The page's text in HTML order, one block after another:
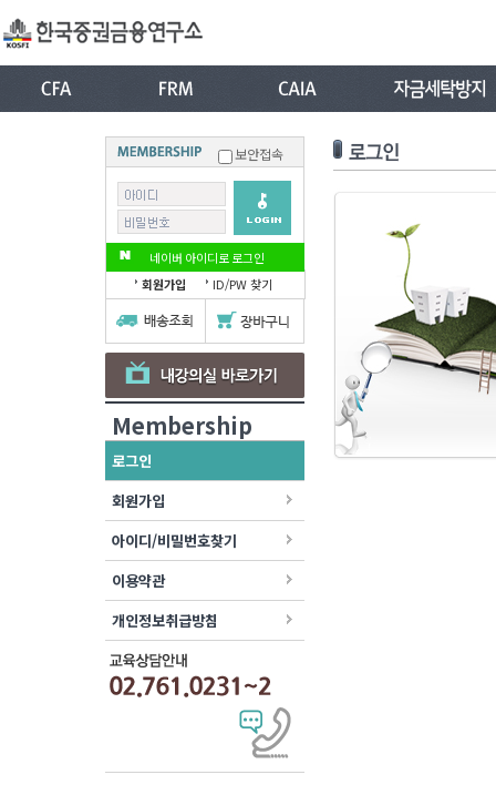
보안접속
네이버 아이디로 로그인
회원가입
ID/PW 찾기
Membership
로그인
회원가입
아이디/비밀번호찾기
이용약관
개인정보취급방침